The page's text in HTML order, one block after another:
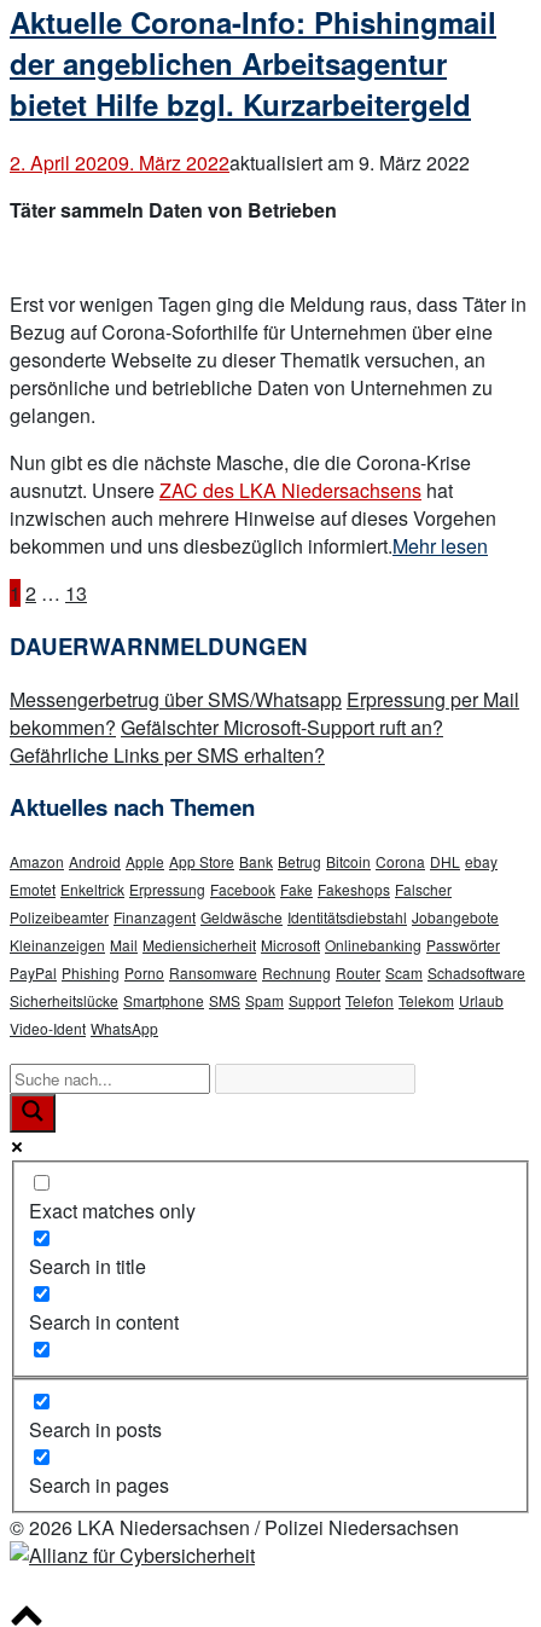
im
Namen
des
Bundesministeriums
Gesundheit“
Aktuelle Corona-Info: Phishingmail
der angeblichen Arbeitsagentur
bietet Hilfe bzgl. Kurzarbeitergeld
2. April 20209. März 2022aktualisiert am 9. März 2022
Täter sammeln Daten von Betrieben
Erst vor wenigen Tagen ging die Meldung raus, dass Täter in
Bezug auf Corona-Soforthilfe für Unternehmen über eine
gesonderte Webseite zu dieser Thematik versuchen, an
persönliche und betriebliche Daten von Unternehmen zu
gelangen.
Nun gibt es die nächste Masche, die die Corona-Krise
ausnutzt. UnsereZAC des LKA Niedersachsens hat
inzwischen auch mehrere Hinweise auf dieses Vorgehen
bekommen und uns diesbezüglich informiert.„Aktuelle
Arbeitsagentur
bietet
Mehr lesen
Seitennummerierung
der
1 2 … 13
DAUERWARNMELDUNGEN
Messengerbetrug über SMS/Whatsapp Erpressung per Mail
bekommen? Gefälschter Microsoft-Support ruft an?
Gefährliche Links per SMS erhalten?
Aktuelles nach Themen
Amazon Android Apple App Store Bank Betrug Bitcoin Corona DHL ebay
Emotet Enkeltrick Erpressung Facebook Fake Fakeshops Falscher
Polizeibeamter Finanzagent Geldwäsche Identitätsdiebstahl Jobangebote
Kleinanzeigen Mail Mediensicherheit Microsoft Onlinebanking Passwörter
PayPal Phishing Porno Ransomware Rechnung Router Scam Schadsoftware
Sicherheitslücke Smartphone SMS Spam Support Telefon Telekom Urlaub
Video-Ident WhatsApp
Exact matches only
Search in title
Search in content
Search in posts
Search in pages
© 2026 LKA Niedersachsen / Polizei Niedersachsen
Scroll